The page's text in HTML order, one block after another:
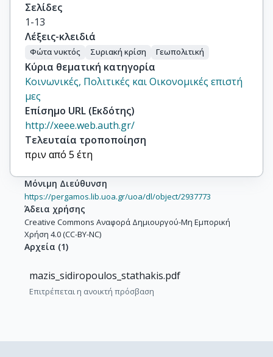
Σελίδες
1-13
Λέξεις-κλειδιά
Φώτα νυκτός Συριακή κρίση Γεωπολιτική
Κύρια θεματική κατηγορία
Κοινωνικές, Πολιτικές και Οικονομικές επιστή
μες
Επίσημο URL (Εκδότης)
http://xeee.web.auth.gr/
Τελευταία τροποποίηση
πριν από 5 έτη
Μόνιμη Διεύθυνση
https://pergamos.lib.uoa.gr/uoa/dl/object/2937773
Άδεια χρήσης
Creative Commons Αναφορά Δημιουργού-Μη Εμπορική
Χρήση 4.0 (CC-BY-NC)
Αρχεία (1)
mazis_sidiropoulos_stathakis.pdf
Επιτρέπεται η ανοικτή πρόσβαση